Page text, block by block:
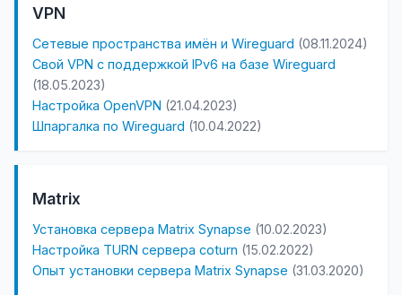
VPN
Сетевые пространства имён и Wireguard (08.11.2024)
Свой VPN с поддержкой IPv6 на базе Wireguard
(18.05.2023)
Настройка OpenVPN (21.04.2023)
Шпаргалка по Wireguard (10.04.2022)
Matrix
Установка сервера Matrix Synapse (10.02.2023)
Настройка TURN сервера coturn (15.02.2022)
Опыт установки сервера Matrix Synapse (31.03.2020)